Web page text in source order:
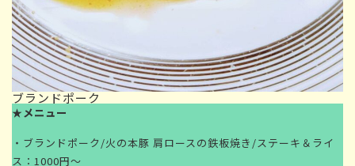
ブランドポーク
★ メニュー
・ブランドポーク/火の本豚 肩ロースの鉄板焼き/ステーキ＆ライ
ス：1000円～